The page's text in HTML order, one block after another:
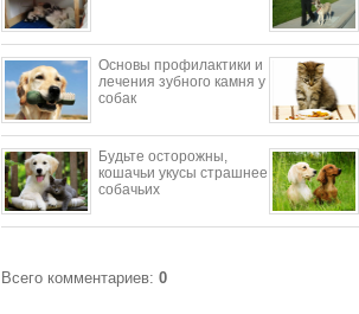
Основы профилактики и
лечения зубного камня у
собак
Будьте осторожны,
кошачьи укусы страшнее
собачьих
Всего комментариев: 0